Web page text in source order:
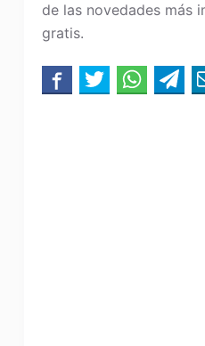
de las novedades más
gratis.